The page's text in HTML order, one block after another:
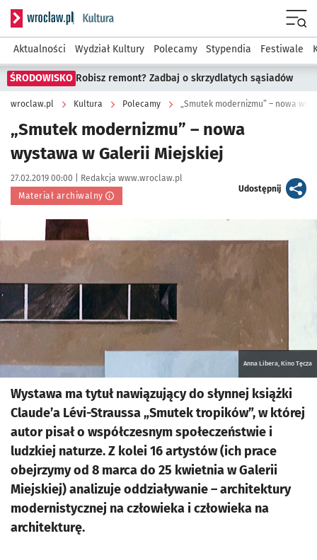
Serwis informacyjny wroclaw.pl podserwis: Kultura
Aktualności Wydział Kultury Polecamy Stypendia Festiwale
ŚRODOWISKO Robisz remont? Zadbaj o skrzydlatych sąsiadów
wroclaw.pl Kultura Polecamy „Smutek modernizmu” – nowa
„Smutek modernizmu” – nowa
wystawa w Galerii Miejskiej
Data publikacji:
27.02.2019 00:00 | Autor:
Redakcja www.wroclaw.pl
Materiał archiwalny
Udostępnijartykuł
Kliknij, aby powiększyć
Anna Libera, Kino Tęcza
Wystawa ma tytuł nawiązujący do słynnej książki
Claude’a Lévi-Straussa „Smutek tropików”, w której
autor pisał o współczesnym społeczeństwie i
ludzkiej naturze. Z kolei 16 artystów (ich prace
obejrzymy od 8 marca do 25 kwietnia w Galerii
Miejskiej) analizuje oddziaływanie – architektury
modernistycznej na człowieka i człowieka na
architekturę.